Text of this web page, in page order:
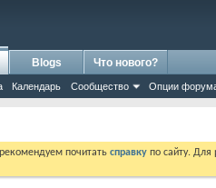
Календарь Сообщество Опции
Blogs Что нового?
почитать справку по сайту.